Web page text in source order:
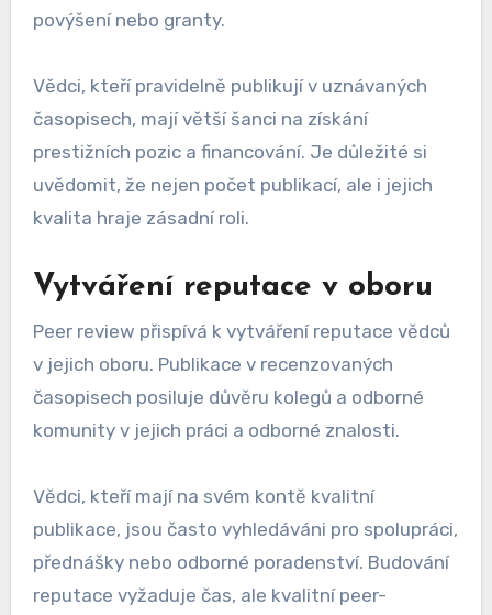
povýšení nebo granty.
Vědci, kteří pravidelně publikují v uznávaných
časopisech, mají větší šanci na získání
prestižních pozic a financování. Je důležité si
uvědomit, že nejen počet publikací, ale i jejich
kvalita hraje zásadní roli.
Vytváření reputace v oboru
Peer review přispívá k vytváření reputace vědců
v jejich oboru. Publikace v recenzovaných
časopisech posiluje důvěru kolegů a odborné
komunity v jejich práci a odborné znalosti.
Vědci, kteří mají na svém kontě kvalitní
publikace, jsou často vyhledáváni pro spolupráci,
přednášky nebo odborné poradenství. Budování
reputace vyžaduje čas, ale kvalitní peer-